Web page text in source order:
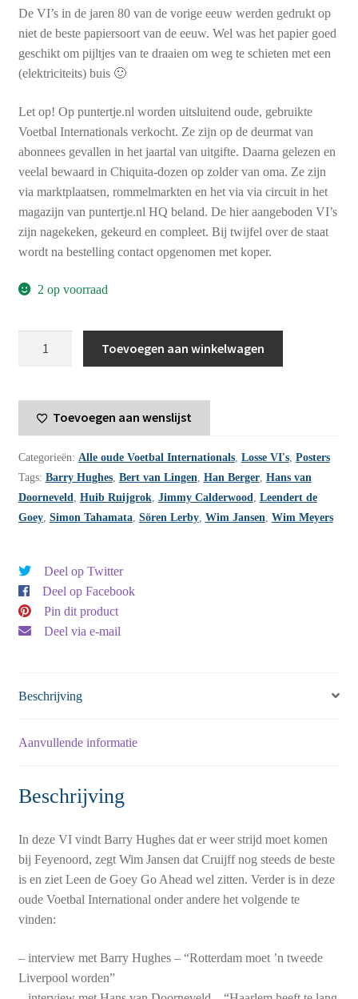
De VI’s in de jaren 80 van de vorige eeuw werden gedrukt op
niet de beste papiersoort van de eeuw. Wel was het papier goed
geschikt om pijltjes van te draaien om weg te schieten met een
(elektriciteits) buis 🙂
Let op! Op puntertje.nl worden uitsluitend oude, gebruikte
Voetbal Internationals verkocht. Ze zijn op de deurmat van
abonnees gevallen in het jaartal van uitgifte. Daarna gelezen en
veelal bewaard in Chiquita-dozen op zolder van oma. Ze zijn
via marktplaatsen, rommelmarkten en het via via circuit in het
magazijn van puntertje.nl HQ beland. De hier aangeboden VI’s
zijn nagekeken, gekeurd en compleet. Bij twijfel over de staat
wordt na bestelling contact opgenomen met koper.
2 op voorraad
15
1980
-
nummer
29
aantal
Toevoegen aan winkelwagen
Toevoegen aan wenslijst
Categorieën: Alle oude Voetbal Internationals, Losse VI's, Posters
Tags: Barry Hughes, Bert van Lingen, Han Berger, Hans van
Doorneveld, Huib Ruijgrok, Jimmy Calderwood, Leendert de
Goey, Simon Tahamata, Sören Lerby, Wim Jansen, Wim Meyers
Deel op Twitter
Deel op Facebook
Pin dit product
Deel via e-mail
Beschrijving
Aanvullende informatie
Beschrijving
In deze VI vindt Barry Hughes dat er weer strijd moet komen
bij Feyenoord, zegt Wim Jansen dat Cruijff nog steeds de beste
is en ziet Leen de Goey Go Ahead wel zitten. Verder is in deze
oude Voetbal International onder andere het volgende te
vinden:
– interview met Barry Hughes – “Rotterdam moet ’n tweede
Liverpool worden”